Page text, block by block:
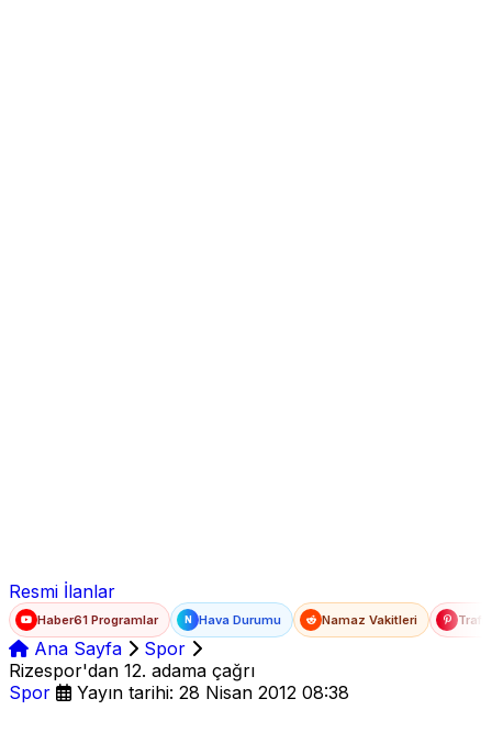
Resmi İlanlar
Haber61 Programlar N Hava Durumu Namaz Vakitleri
Ana Sayfa
Spor
Rizespor'dan 12. adama çağrı
Spor
Yayın tarihi: 28 Nisan 2012 08:38